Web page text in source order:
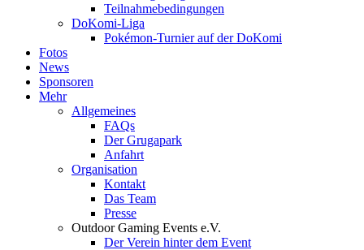
Teilnahmebedingungen
DoKomi-Liga
Pokémon-Turnier auf der DoKomi
Fotos
News
Sponsoren
Mehr
Allgemeines
FAQs
Der Grugapark
Anfahrt
Organisation
Kontakt
Das Team
Presse
Outdoor Gaming Events e.V.
Der Verein hinter dem Event